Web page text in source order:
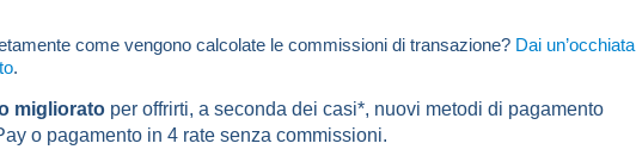
come vengono calcolate le commissioni di transazione? Dai un’occhiata
.
migliorato per offrirti, a seconda dei casi*, nuovi metodi di pagamento
o pagamento in 4 rate senza commissioni.